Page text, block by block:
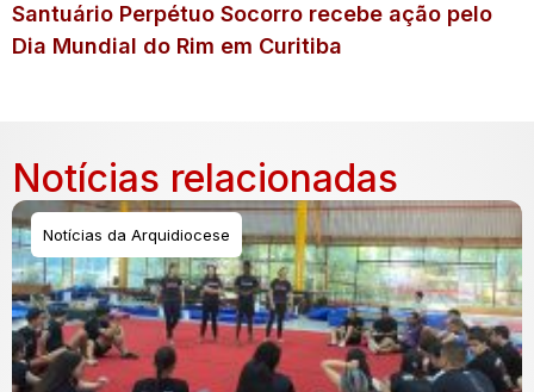
Santuário Perpétuo Socorro recebe ação pelo
Dia Mundial do Rim em Curitiba
Notícias relacionadas
Notícias da Arquidiocese